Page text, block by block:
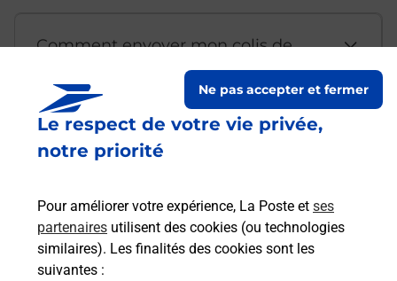
Le respect de votre vie privée,
notre priorité
Pour améliorer votre expérience, La Poste et ses
partenaires utilisent des cookies (ou technologies
similaires). Les finalités des cookies sont les
suivantes :
Ne pas accepter et fermer
Comment envoyer mon colis de
Est-il possible d’acheter un
emballage directement depuis un
Comment demander une
modification de livraison ?